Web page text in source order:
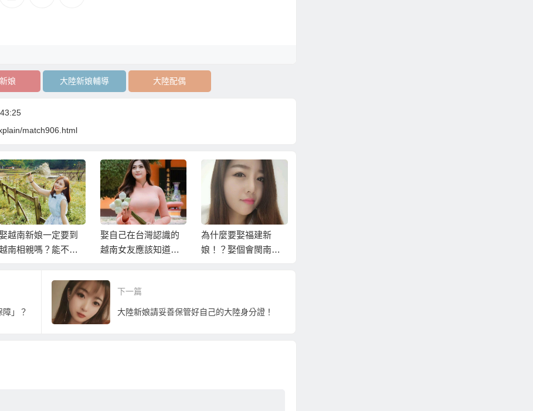
娘 大陸新娘輔導 大陸配偶
match906.html
越南新娘一定要到
南相親嗎？能不能
新娘過來台灣結婚？
娶自己在台灣認識的
越南女友應該知道的
為什麼要娶福建新
娘！？娶個會閩南語
」？
下一篇
大陸新娘請妥善保管好自己的大陸身分證！